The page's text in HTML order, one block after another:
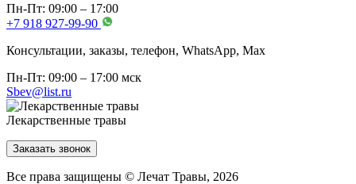
Пн-Пт: 09:00 – 17:00
+7 918 927-99-90
Консультации, заказы, телефон, WhatsApp, Мах
Пн-Пт: 09:00 – 17:00 мск
Sbev@list.ru
Лекарственные травы
Заказать звонок
Все права защищены © Лечат Травы, 2026